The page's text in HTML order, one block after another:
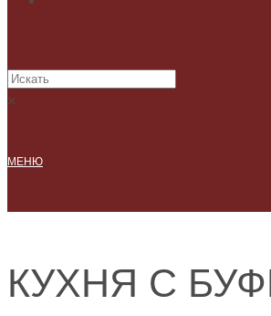
×
МЕНЮ
КУХНЯ С